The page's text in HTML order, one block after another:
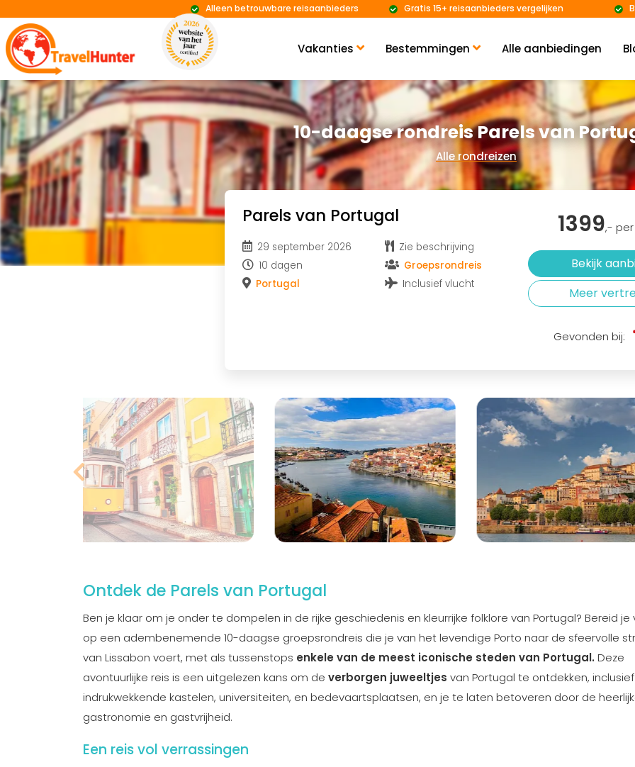
Vakanties Bestemmingen Alle aanbiedingen
Alleen betrouwbare reisaanbieders Gratis 15+ reisaanbieders vergelijken
10-daagse rondreis Parels van
Alle rondreizen
1399,-
Bekijk
Meer
Gevonden bij:
Parels van Portugal
29 september 2026
10 dagen
Portugal
Zie beschrijving
Groepsrondreis
Inclusief vlucht
Ontdek de Parels van Portugal
Ben je klaar om je onder te dompelen in de rijke geschiedenis en kleurrijke folklore van Portugal? Bereid je
op een adembenemende 10-daagse groepsrondreis die je van het levendige Porto naar de sfeervolle
van Lissabon voert, met als tussenstops enkele van de meest iconische steden van Portugal. Deze
avontuurlijke reis is een uitgelezen kans om de verborgen juweeltjes van Portugal te ontdekken, inclusief
indrukwekkende kastelen, universiteiten, en bedevaartsplaatsen, en je te laten betoveren door de
gastronomie en gastvrijheid.
Een reis vol verrassingen